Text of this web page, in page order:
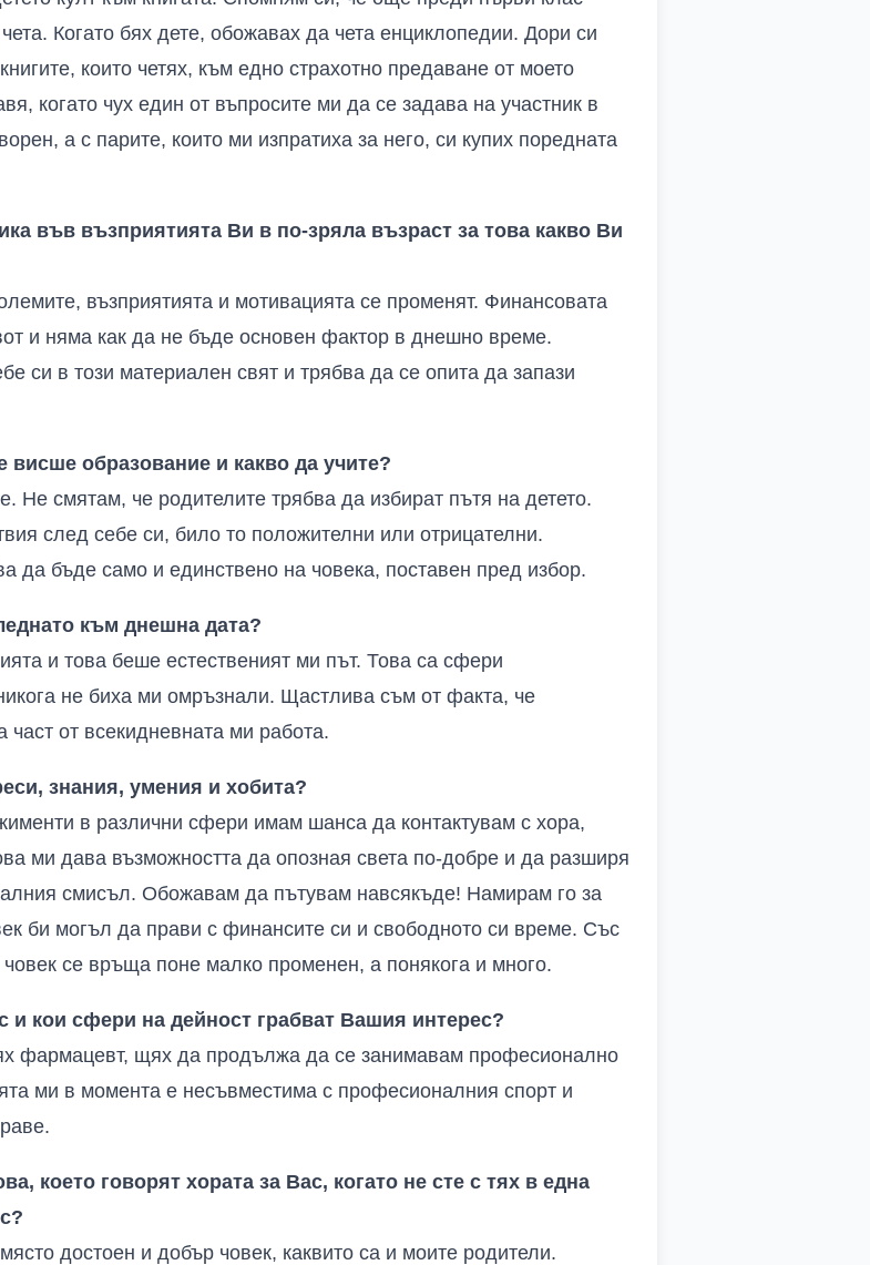
Когато бях дете, обожавах да чета енциклопедии. Дори си
които четях, към едно страхотно предаване от моето
когато чух един от въпросите ми да се задава на участник в
а с парите, които ми изпратиха за него, си купих поредната
във възприятията Ви в по-зряла възраст за това какво Ви
възприятията и мотивацията се променят. Финансовата
и няма как да не бъде основен фактор в днешно време.
си в този материален свят и трябва да се опита да запази
образование и какво да учите?
Не смятам, че родителите трябва да избират пътя на детето.
след себе си, било то положителни или отрицателни.
да бъде само и единствено на човека, поставен пред избор.
към днешна дата?
и това беше естественият ми път. Това са сфери
не биха ми омръзнали. Щастлива съм от факта, че
от всекидневната ми работа.
знания, умения и хобита?
в различни сфери имам шанса да контактувам с хора,
ми дава възможността да опозная света по-добре и да разширя
смисъл. Обожавам да пътувам навсякъде! Намирам го за
би могъл да прави с финансите си и свободното си време. Със
се връща поне малко променен, а понякога и много.
кои сфери на дейност грабват Вашия интерес?
фармацевт, щях да продължа да се занимавам професионално
ми в момента е несъвместима с професионалния спорт и
което говорят хората за Вас, когато не сте с тях в една
достоен и добър човек, каквито са и моите родители.